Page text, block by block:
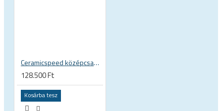
Ceramicspeed középcsapágy BB Alpha BB86 41 x 86 mm SRAM DUB 29 28.99 mm tengelyhez országúti 115420
128.500 Ft
Kosárba tesz